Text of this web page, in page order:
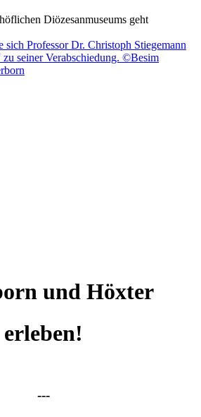
Diözesanmuseums geht
und Höxter
erleben!
---